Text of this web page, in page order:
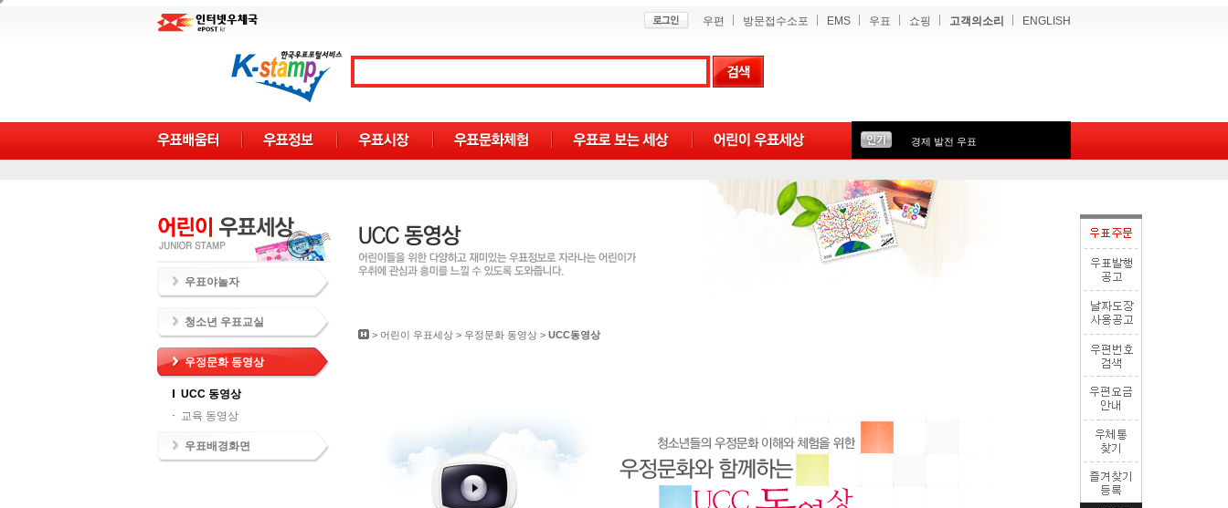
우편 방문접수소포 EMS 우표 쇼핑 고객의소리 ENGLISH
경제 발전 우표
우표야놀자
청소년 우표교실
우정문화 동영상
UCC 동영상
교육 동영상
우표배경화면
> 어린이 우표세상 > 우정문화 동영상 > UCC동영상